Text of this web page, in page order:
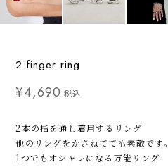
2 finger ring
¥4,690 税込
2本の指を通し着用するリング
他のリングをかさねてても素敵です。
1つでもオシャレになる万能リング